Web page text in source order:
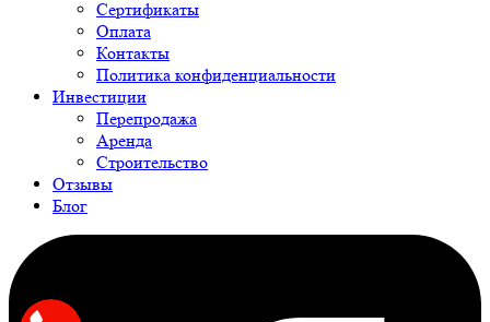
Сертификаты
Оплата
Контакты
Политика конфиденциальности
Инвестиции
Перепродажа
Аренда
Строительство
Отзывы
Блог